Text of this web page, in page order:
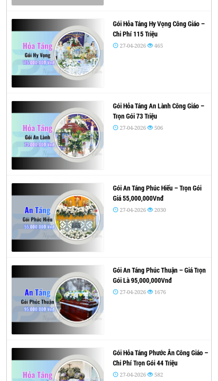
Gói Hỏa Táng Hy Vọng Công Giáo –
Chi Phí 115 Triệu
27-04-2026 465
Gói Hỏa Táng An Lành Công Giáo –
Trọn Gói 73 Triệu
27-04-2026 506
Gói An Táng Phúc Hiếu – Trọn Gói
Giá 55,000,000Vnđ
27-04-2026 2030
Gói An Táng Phúc Thuận – Giá Trọn
Gói Là 95,000,000Vnđ
27-04-2026 1676
Gói Hỏa Táng Phước Ân Công Giáo –
Chi Phí Trọn Gói 44 Triệu
27-04-2026 582